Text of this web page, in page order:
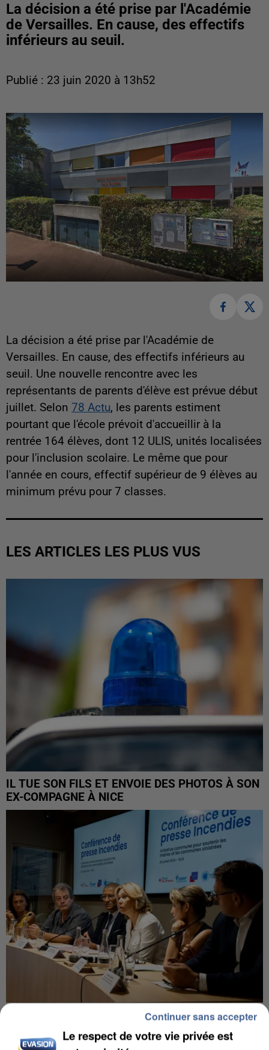
La décision a été prise par l'Académie
de Versailles. En cause, des effectifs
inférieurs au seuil.
Publié : 23 juin 2020 à 13h52
La décision a été prise par l'Académie de
Versailles. En cause, des effectifs inférieurs au
seuil. Une nouvelle rencontre avec les
représentants de parents d'élève est prévue début
juillet. Selon 78 Actu, les parents estiment
pourtant que l'école prévoit d'accueillir à la
rentrée 164 élèves, dont 12 ULIS, unités localisées
pour l'inclusion scolaire. Le même que pour
l'année en cours, effectif supérieur de 9 élèves au
minimum prévu pour 7 classes.
LES ARTICLES LES PLUS VUS
IL TUE SON FILS ET ENVOIE DES PHOTOS À SON
EX-COMPAGNE À NICE
INCENDIES : L’ÎLE-DE-FRANCE LANCE UN ÉLAN
DE SOLIDARITÉ AVEC LES...
Le respect de votre vie privée est
Continuer sans accepter